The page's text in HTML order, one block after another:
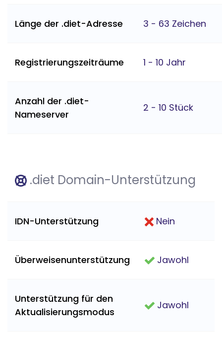
Länge der .diet-Adresse 3 - 63 Zeichen
Registrierungszeiträume 1 - 10 Jahr
Anzahl der .diet-
Nameserver
2 - 10 Stück
.diet Domain-Unterstützung
IDN-Unterstützung Nein
Überweisenunterstützung Jawohl
Unterstützung für den
Aktualisierungsmodus
Jawohl